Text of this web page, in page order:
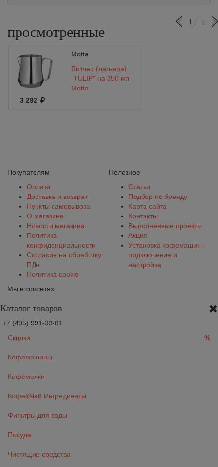
просмотренные
1 1
Motta
Питчер (латьера)
"TULIP" на 350 мл
Motta
3 292
Покупателям
Оплата
Доставка и возврат
Пункты самовывоза
О магазине
Новости магазина
Политика
конфиденциальности
Согласие на обработку
ПДн
Политика cookie
Полезное
Статьи
Подбор по бренду
Карта сайта
Контакты
Выполненные проекты
Акция
Установка кофемашин -
подключение и
настройка
Мы в соцсетях:
Каталог товаров
+7 (495) 991-33-81
Скидки
%
Кофемашины
Кофемолки
Кофе&Чай Ингредиенты
Фильтры для воды
Посуда
Чистящие средства